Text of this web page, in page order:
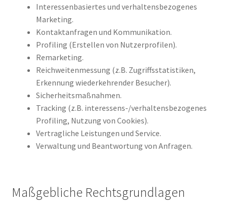
Interessenbasiertes und verhaltensbezogenes
Marketing.
Kontaktanfragen und Kommunikation.
Profiling (Erstellen von Nutzerprofilen).
Remarketing.
Reichweitenmessung (z.B. Zugriffsstatistiken,
Erkennung wiederkehrender Besucher).
Sicherheitsmaßnahmen.
Tracking (z.B. interessens-/verhaltensbezogenes
Profiling, Nutzung von Cookies).
Vertragliche Leistungen und Service.
Verwaltung und Beantwortung von Anfragen.
Maßgebliche Rechtsgrundlagen